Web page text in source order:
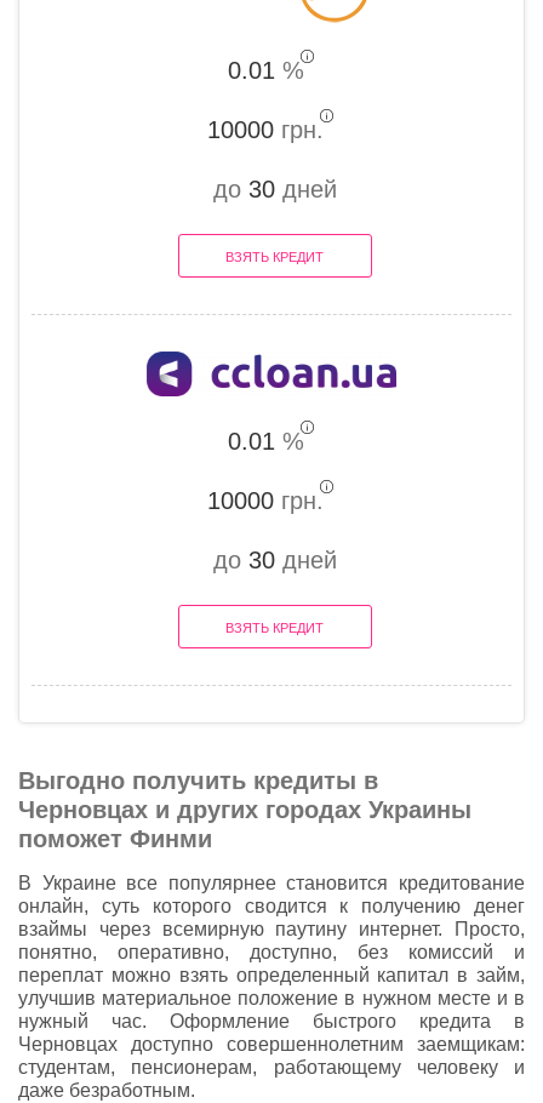
0.01 %
10000 грн.
до 30дней
ВЗЯТЬ КРЕДИТ
0.01%
10000 грн.
до 30дней
ВЗЯТЬ КРЕДИТ
Выгодно получить кредиты в
Черновцах и других городах Украины
поможет Финми
В Украине все популярнее становится кредитование
онлайн, суть которого сводится к получению денег
взаймы через всемирную паутину интернет. Просто,
понятно, оперативно, доступно, без комиссий и
переплат можно взять определенный капитал в займ,
улучшив материальное положение в нужном месте и в
нужный час. Оформление быстрого кредита в
Черновцах доступно совершеннолетним заемщикам:
студентам, пенсионерам, работающему человеку и
даже безработным.